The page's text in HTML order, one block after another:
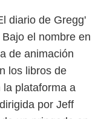
diario de Gregg'
el nombre en
de animación
los libros de
plataforma a
por Jeff